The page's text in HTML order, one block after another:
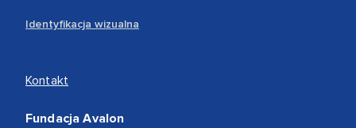
Identyfikacja wizualna
Kontakt
Fundacja Avalon